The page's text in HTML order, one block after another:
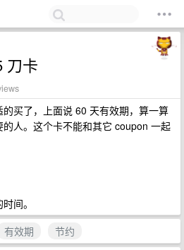
刀卡
买了，上面说 60 天有效期，算一算
人。这个卡不能和其它 coupon 一起
间。
有效期
节约